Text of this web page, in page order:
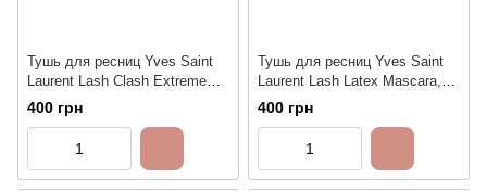
Тушь для ресниц Yves Saint
Laurent Lash Clash Extreme
Volume Mascara, 2ml
400 грн
Тушь для ресниц Yves Saint
Laurent Lash Latex Mascara,
2ml
400 грн